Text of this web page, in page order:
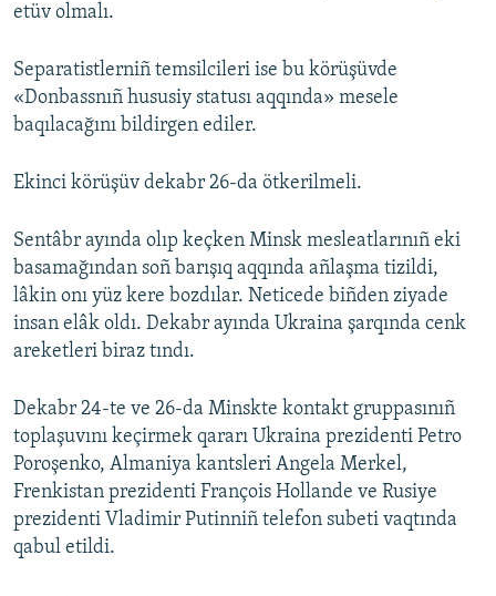
etüv olmalı.
Separatistlerniñ temsilcileri ise bu körüşüvde
«Donbassnıñ hususiy statusı aqqında» mesele
baqılacağını bildirgen ediler.
Ekinci körüşüv dekabr 26-da ötkerilmeli.
Sentâbr ayında olıp keçken Minsk mesleatlarınıñ eki
basamağından soñ barışıq aqqında añlaşma tizildi,
lâkin onı yüz kere bozdılar. Neticede biñden ziyade
insan elâk oldı. Dekabr ayında Ukraina şarqında cenk
areketleri biraz tındı.
Dekabr 24-te ve 26-da Minskte kontakt gruppasınıñ
toplaşuvını keçirmek qararı Ukraina prezidenti Petro
Poroşenko, Almaniya kantsleri Angela Merkel,
Frenkistan prezidenti François Hollande ve Rusiye
prezidenti Vladimir Putinniñ telefon subeti vaqtında
qabul etildi.